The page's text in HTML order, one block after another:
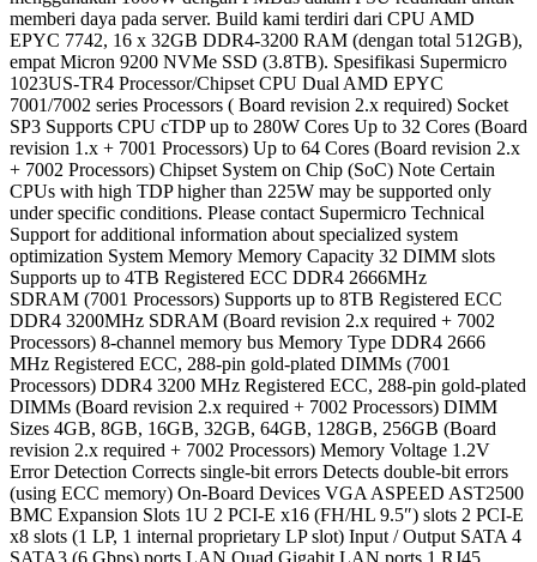
memberi daya pada server. Build kami terdiri dari CPU AMD
EPYC 7742, 16 x 32GB DDR4-3200 RAM (dengan total 512GB),
empat Micron 9200 NVMe SSD (3.8TB). Spesifikasi Supermicro
1023US-TR4 Processor/Chipset CPU Dual AMD EPYC
7001/7002 series Processors ( Board revision 2.x required) Socket
SP3 Supports CPU cTDP up to 280W Cores Up to 32 Cores (Board
revision 1.x + 7001 Processors) Up to 64 Cores (Board revision 2.x
+ 7002 Processors) Chipset System on Chip (SoC) Note Certain
CPUs with high TDP higher than 225W may be supported only
under specific conditions. Please contact Supermicro Technical
Support for additional information about specialized system
optimization System Memory Memory Capacity 32 DIMM slots
Supports up to 4TB Registered ECC DDR4 2666MHz
SDRAM (7001 Processors) Supports up to 8TB Registered ECC
DDR4 3200MHz SDRAM (Board revision 2.x required + 7002
Processors) 8-channel memory bus Memory Type DDR4 2666
MHz Registered ECC, 288-pin gold-plated DIMMs (7001
Processors) DDR4 3200 MHz Registered ECC, 288-pin gold-plated
DIMMs (Board revision 2.x required + 7002 Processors) DIMM
Sizes 4GB, 8GB, 16GB, 32GB, 64GB, 128GB, 256GB (Board
revision 2.x required + 7002 Processors) Memory Voltage 1.2V
Error Detection Corrects single-bit errors Detects double-bit errors
(using ECC memory) On-Board Devices VGA ASPEED AST2500
BMC Expansion Slots 1U 2 PCI-E x16 (FH/HL 9.5″) slots 2 PCI-E
x8 slots (1 LP, 1 internal proprietary LP slot) Input / Output SATA 4
SATA3 (6 Gbps) ports LAN Quad Gigabit LAN ports 1 RJ45